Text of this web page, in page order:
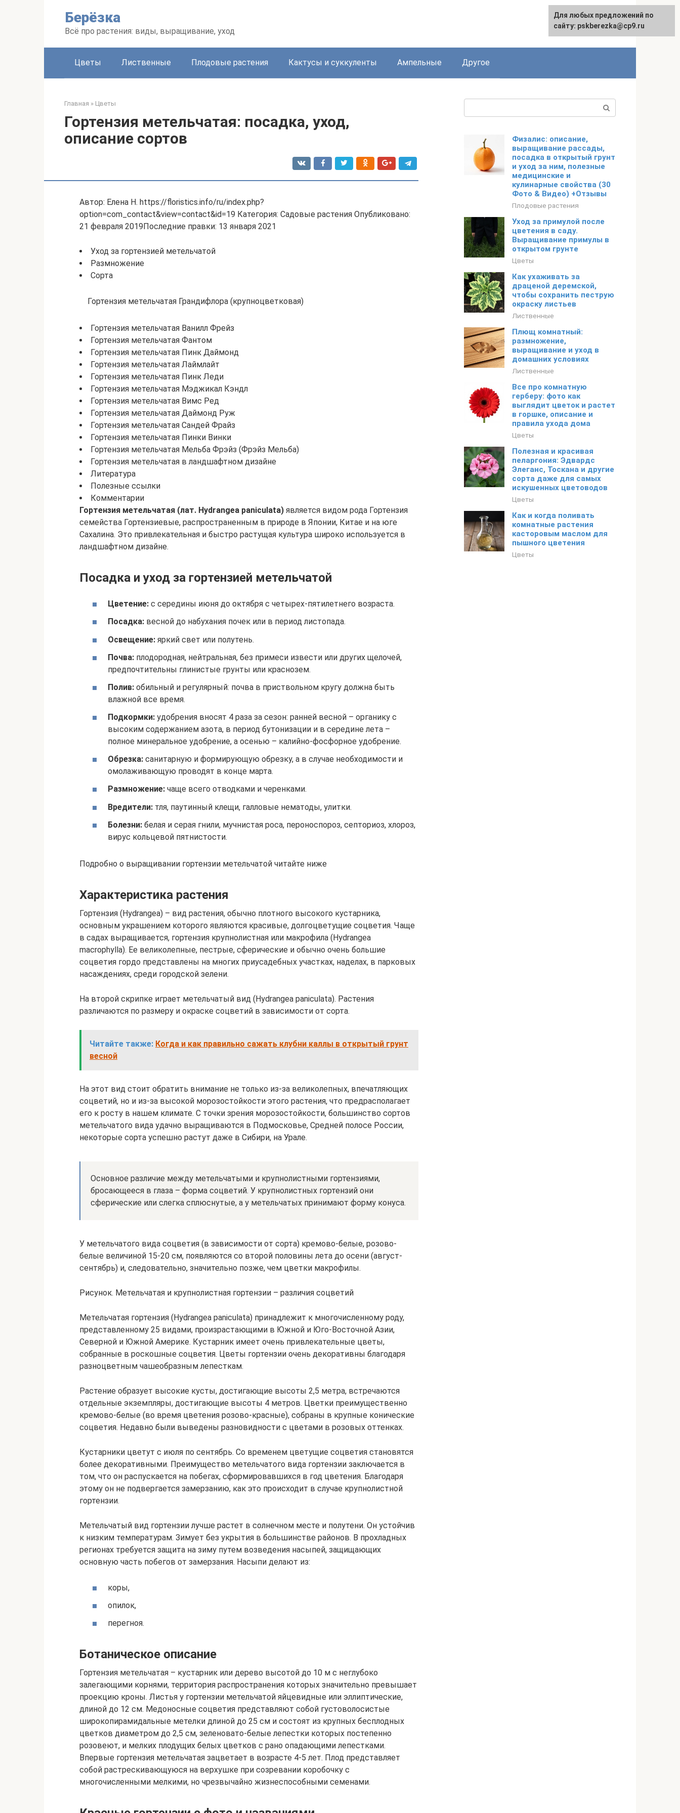
Берёзка
Всё про растения: виды, выращивание, уход
English
Цветы Лиственные Плодовые растения Кактусы и суккуленты Ампельные Другое
Главная » Цветы
Гортензия метельчатая: посадка, уход,
описание сортов
Автор: Елена Н. https://floristics.info/ru/index.php?
option=com_contact&view=contact&id=19 Категория: Садовые растения Опубликовано:
21 февраля 2019Последние правки: 13 января 2021
Уход за гортензией метельчатой
Размножение
Сорта
Гортензия метельчатая Грандифлора (крупноцветковая)
Гортензия метельчатая Ванилл Фрейз
Гортензия метельчатая Фантом
Гортензия метельчатая Пинк Даймонд
Гортензия метельчатая Лаймлайт
Гортензия метельчатая Пинк Леди
Гортензия метельчатая Мэджикал Кэндл
Гортензия метельчатая Вимс Ред
Гортензия метельчатая Даймонд Руж
Гортензия метельчатая Сандей Фрайз
Гортензия метельчатая Пинки Винки
Гортензия метельчатая Мельба Фрэйз (Фрэйз Мельба)
Гортензия метельчатая в ландшафтном дизайне
Литература
Полезные ссылки
Комментарии
Гортензия метельчатая (лат. Hydrangea paniculata) является видом рода Гортензия
семейства Гортензиевые, распространенным в природе в Японии, Китае и на юге
Сахалина. Это привлекательная и быстро растущая культура широко используется в
ландшафтном дизайне.
Посадка и уход за гортензией метельчатой
Цветение: с середины июня до октября с четырех-пятилетнего возраста.
Посадка: весной до набухания почек или в период листопада.
Освещение: яркий свет или полутень.
Почва: плодородная, нейтральная, без примеси извести или других щелочей,
предпочтительны глинистые грунты или краснозем.
Полив: обильный и регулярный: почва в приствольном кругу должна быть
влажной все время.
Подкормки: удобрения вносят 4 раза за сезон: ранней весной – органику с
высоким содержанием азота, в период бутонизации и в середине лета –
полное минеральное удобрение, а осенью – калийно-фосфорное удобрение.
Обрезка: санитарную и формирующую обрезку, а в случае необходимости и
омолаживающую проводят в конце марта.
Размножение: чаще всего отводками и черенками.
Вредители: тля, паутинный клещи, галловые нематоды, улитки.
Болезни: белая и серая гнили, мучнистая роса, пероноспороз, септориоз, хлороз,
вирус кольцевой пятнистости.
Подробно о выращивании гортензии метельчатой читайте ниже
Характеристика растения
Гортензия (Hydrangea) – вид растения, обычно плотного высокого кустарника,
основным украшением которого являются красивые, долгоцветущие соцветия. Чаще
в садах выращивается, гортензия крупнолистная или макрофила (Hydrangea
macrophylla). Ее великолепные, пестрые, сферические и обычно очень большие
соцветия гордо представлены на многих приусадебных участках, наделах, в парковых
насаждениях, среди городской зелени.
На второй скрипке играет метельчатый вид (Hydrangea paniculata). Растения
различаются по размеру и окраске соцветий в зависимости от сорта.
Читайте также: Когда и как правильно сажать клубни каллы в открытый грунт
весной
На этот вид стоит обратить внимание не только из-за великолепных, впечатляющих
соцветий, но и из-за высокой морозостойкости этого растения, что предрасполагает
его к росту в нашем климате. С точки зрения морозостойкости, большинство сортов
метельчатого вида удачно выращиваются в Подмосковье, Средней полосе России,
некоторые сорта успешно растут даже в Сибири, на Урале.
Основное различие между метельчатыми и крупнолистными гортензиями,
бросающееся в глаза – форма соцветий. У крупнолистных гортензий они
сферические или слегка сплюснутые, а у метельчатых принимают форму конуса.
У метельчатого вида соцветия (в зависимости от сорта) кремово-белые, розово-
белые величиной 15-20 см, появляются со второй половины лета до осени (август-
сентябрь) и, следовательно, значительно позже, чем цветки макрофилы.
Рисунок. Метельчатая и крупнолистная гортензии – различия соцветий
Метельчатая гортензия (Hydrangea paniculata) принадлежит к многочисленному роду,
представленному 25 видами, произрастающими в Южной и Юго-Восточной Азии,
Северной и Южной Америке. Кустарник имеет очень привлекательные цветы,
собранные в роскошные соцветия. Цветы гортензии очень декоративны благодаря
разноцветным чашеобразным лепесткам.
Растение образует высокие кусты, достигающие высоты 2,5 метра, встречаются
отдельные экземпляры, достигающие высоты 4 метров. Цветки преимущественно
кремово-белые (во время цветения розово-красные), собраны в крупные конические
соцветия. Недавно были выведены разновидности с цветами в розовых оттенках.
Кустарники цветут с июля по сентябрь. Со временем цветущие соцветия становятся
более декоративными. Преимущество метельчатого вида гортензии заключается в
том, что он распускается на побегах, сформировавшихся в год цветения. Благодаря
этому он не подвергается замерзанию, как это происходит в случае крупнолистной
гортензии.
Метельчатый вид гортензии лучше растет в солнечном месте и полутени. Он устойчив
к низким температурам. Зимует без укрытия в большинстве районов. В прохладных
регионах требуется защита на зиму путем возведения насыпей, защищающих
основную часть побегов от замерзания. Насыпи делают из:
коры,
опилок,
перегноя.
Ботаническое описание
Гортензия метельчатая – кустарник или дерево высотой до 10 м с неглубоко
залегающими корнями, территория распространения которых значительно превышает
проекцию кроны. Листья у гортензии метельчатой яйцевидные или эллиптические,
длиной до 12 см. Медоносные соцветия представляют собой густоволосистые
широкопирамидальные метелки длиной до 25 см и состоят из крупных бесплодных
цветков диаметром до 2,5 см, зеленовато-белые лепестки которых постепенно
розовеют, и мелких плодущих белых цветков с рано опадающими лепестками.
Впервые гортензия метельчатая зацветает в возрасте 4-5 лет. Плод представляет
собой растрескивающуюся на верхушке при созревании коробочку с
многочисленными мелкими, но чрезвычайно жизнеспособными семенами.
Физалис: описание,
выращивание рассады,
посадка в открытый грунт
и уход за ним, полезные
медицинские и
кулинарные свойства (30
Фото & Видео) +Отзывы
Плодовые растения
Уход за примулой после
цветения в саду.
Выращивание примулы в
открытом грунте
Цветы
Как ухаживать за
драценой деремской,
чтобы сохранить пеструю
окраску листьев
Лиственные
Плющ комнатный:
размножение,
выращивание и уход в
домашних условиях
Лиственные
Все про комнатную
герберу: фото как
выглядит цветок и растет
в горшке, описание и
правила ухода дома
Цветы
Полезная и красивая
пеларгония: Эдвардс
Элеганс, Тоскана и другие
сорта даже для самых
искушенных цветоводов
Цветы
Как и когда поливать
комнатные растения
касторовым маслом для
пышного цветения
Цветы
Для любых предложений по
сайту: pskberezka@cp9.ru